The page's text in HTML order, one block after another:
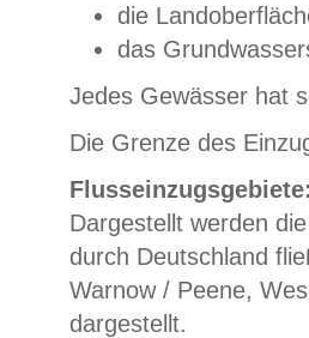
die
das
Jedes Gewässer hat
Die Grenze des
Dargestellt werden
durch Deutschland
Warnow / Peene,
dargestellt.